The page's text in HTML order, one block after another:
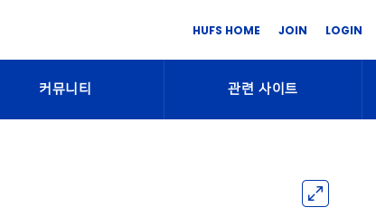
HUFS HOME JOIN LOGIN
커뮤니티 관련 사이트